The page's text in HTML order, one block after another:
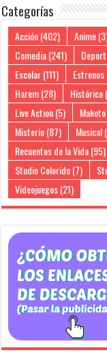
Categorías
Acción(402) Anime
Comedia(241)
Escolar(111) Estrenos
Harem(28) Histórico
Live Action(5)
Misterio(87) Musical
Recuentos de la Vida(95)
Studio Colorido(7)
Videojuegos(21)